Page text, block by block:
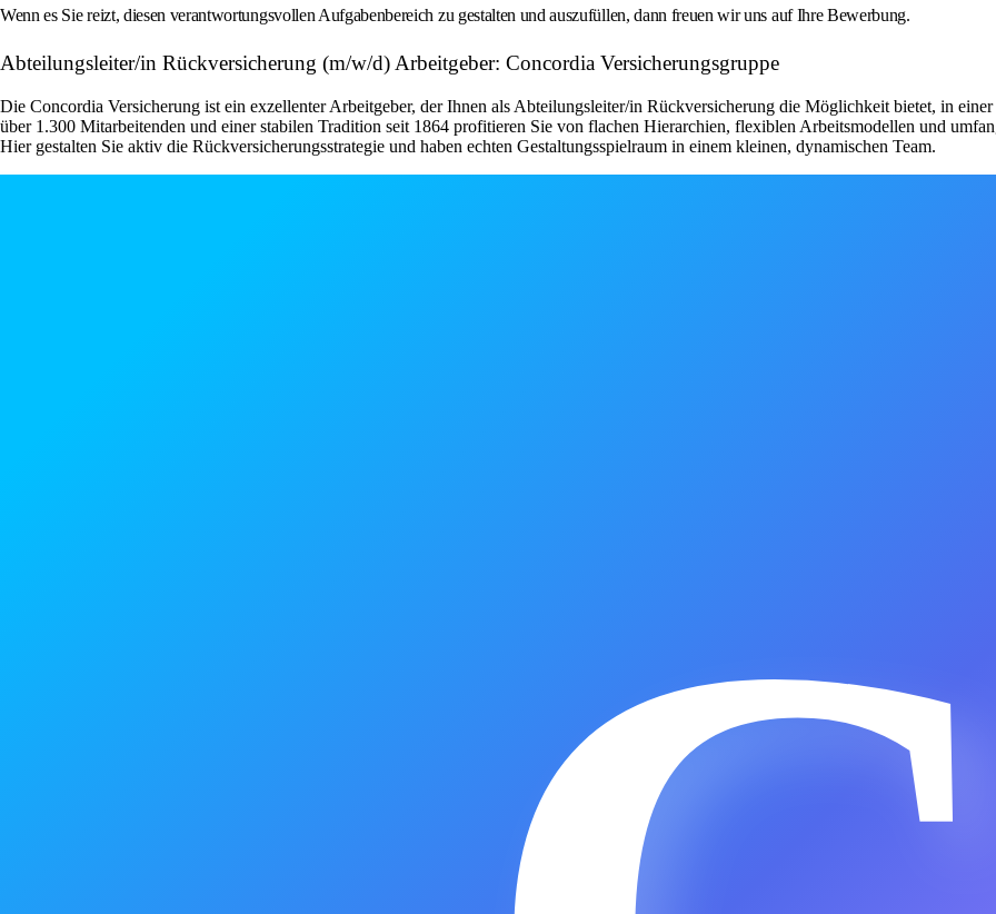
Wenn es Sie reizt, diesen verantwortungsvollen Aufgabenbereich zu gestalten und auszufüllen, dann freuen wir uns auf Ihre Bewerbung.
Abteilungsleiter/in Rückversicherung (m/w/d) Arbeitgeber: Concordia Versicherungsgruppe
Die Concordia Versicherung ist ein exzellenter Arbeitgeber, der Ihnen als Abteilungsleiter/in Rückversicherung die Möglichkeit bietet, in
über 1.300 Mitarbeitenden und einer stabilen Tradition seit 1864 profitieren Sie von flachen Hierarchien, flexiblen Arbeitsmodellen und
Hier gestalten Sie aktiv die Rückversicherungsstrategie und haben echten Gestaltungsspielraum in einem kleinen, dynamischen Team.